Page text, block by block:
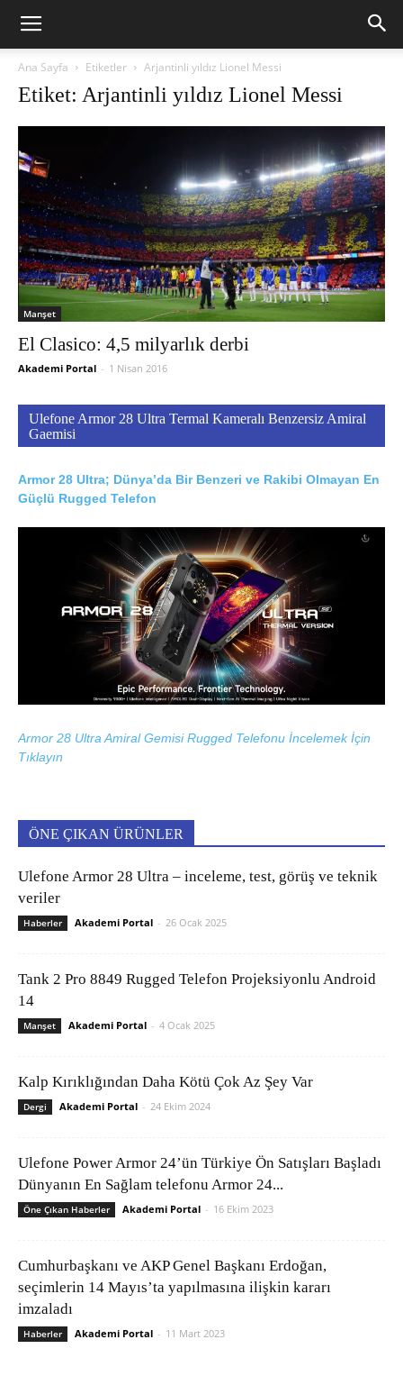
Ana Sayfa Etiketler Arjantinli yıldız Lionel Messi
Etiket: Arjantinli yıldız Lionel Messi
Manşet
El Clasico: 4,5 milyarlık derbi
Akademi Portal - 1 Nisan 2016
Ulefone Armor 28 Ultra Termal Kameralı Benzersiz Amiral
Gaemisi
Armor 28 Ultra; Dünya’da Bir Benzeri ve Rakibi Olmayan En
Güçlü Rugged Telefon
Armor 28 Ultra Amiral Gemisi Rugged Telefonu İncelemek İçin
Tıklayın
ÖNE ÇIKAN ÜRÜNLER
Ulefone Armor 28 Ultra – inceleme, test, görüş ve teknik
veriler
Haberler Akademi Portal - 26 Ocak 2025
Tank 2 Pro 8849 Rugged Telefon Projeksiyonlu Android
14
Manşet Akademi Portal - 4 Ocak 2025
Kalp Kırıklığından Daha Kötü Çok Az Şey Var
Dergi Akademi Portal - 24 Ekim 2024
Ulefone Power Armor 24’ün Türkiye Ön Satışları Başladı
Dünyanın En Sağlam telefonu Armor 24...
Öne Çıkan Haberler Akademi Portal - 16 Ekim 2023
Cumhurbaşkanı ve AKP Genel Başkanı Erdoğan,
seçimlerin 14 Mayıs’ta yapılmasına ilişkin kararı
imzaladı
Haberler Akademi Portal - 11 Mart 2023